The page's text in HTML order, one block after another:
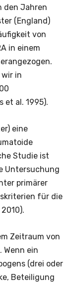
den Jahren
(England)
von
in einem
in
et al. 1995).
eine
Studie ist
Untersuchung
primärer
für die
Zeitraum von
ein
(drei oder
Beteiligung